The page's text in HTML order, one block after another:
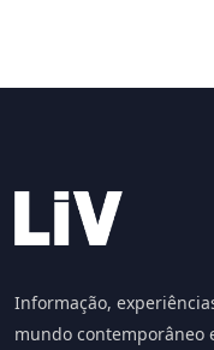
Informação,
mundo contemporâneo